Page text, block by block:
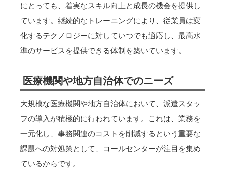
にとっても、着実なスキル向上と成長の機会を提供し
ています。継続的なトレーニングにより、従業員は変
化するテクノロジーに対していつでも適応し、最高水
準のサービスを提供できる体制を築いています。
医療機関や地方自治体でのニーズ
大規模な医療機関や地方自治体において、派遣スタッ
フの導入が積極的に行われています。これは、業務を
一元化し、事務関連のコストを削減するという重要な
課題への対処策として、コールセンターが注目を集め
ているからです。